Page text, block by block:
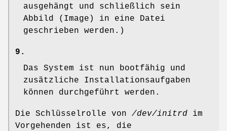
ausgehängt und schließlich sein
Abbild (Image) in eine Datei
geschrieben werden.)
9.
Das System ist nun bootfähig und
zusätzliche Installationsaufgaben
können durchgeführt werden.
Die Schlüsselrolle von /dev/initrd im
Vorgehenden ist es, die